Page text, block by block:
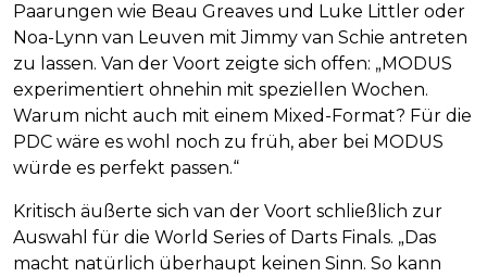
Paarungen wie Beau Greaves und Luke Littler oder
Noa-Lynn van Leuven mit Jimmy van Schie antreten
zu lassen. Van der Voort zeigte sich offen: „MODUS
experimentiert ohnehin mit speziellen Wochen.
Warum nicht auch mit einem Mixed-Format? Für die
PDC wäre es wohl noch zu früh, aber bei MODUS
würde es perfekt passen.“
Kritisch äußerte sich van der Voort schließlich zur
Auswahl für die World Series of Darts Finals. „Das
macht natürlich überhaupt keinen Sinn. So kann